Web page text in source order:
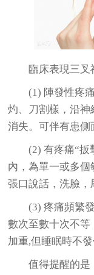
臨床表現三叉
(1) 陣發性疼
灼、刀割樣，沿
消失。可伴有患側
(2) 有疼痛“扳
內，為單一或多
張口說話，洗臉，
(3) 疼痛頻繁
數次至數十次不
加重,但睡眠時不
值得提醒的是